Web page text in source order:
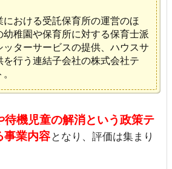
における受託保育所の運営のほ
幼稚園や保育所に対する保育士派
ッターサービスの提供、ハウスサ
を行う連結子会社の株式会社テ
待機児童の解消という政策テ
事業内容 となり、評価は集まり